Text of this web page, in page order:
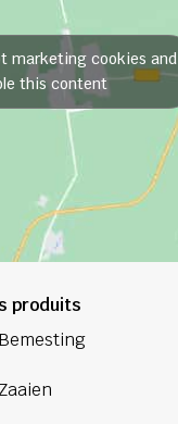
marketing cookies and
this content
produits
Bemesting
Zaaien